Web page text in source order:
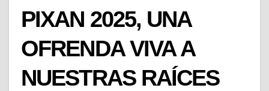
PIXAN 2025, UNA
OFRENDA VIVA A
NUESTRAS RAÍCES